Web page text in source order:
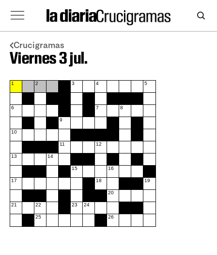
Crucigramas
Viernes 3 jul.
1
6
10
13
17
21
2
22
25
14
9
11
3
15
23 24
4
7
12
18
16
20
26
8
5
19